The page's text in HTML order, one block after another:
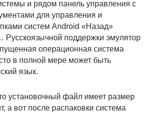
и рядом панель управления с
для управления и
систем Android «Назад»
поддержки эмулятор
операционная система
в полной мере может быть
язык.
установочный файл имеет размер
а вот после распаковки система